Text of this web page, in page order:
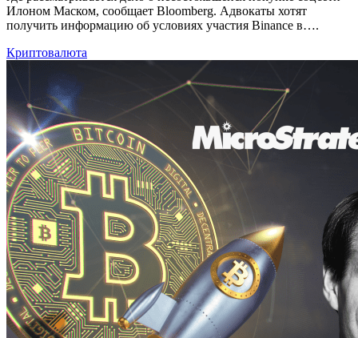
Илоном Маском, сообщает Bloomberg. Адвокаты хотят
получить информацию об условиях участия Binance в….
Криптовалюта